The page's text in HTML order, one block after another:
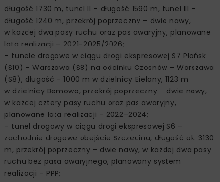
długość 1730 m, tunel II – długość 1590 m, tunel III –
długość 1240 m, przekrój poprzeczny – dwie nawy,
w każdej dwa pasy ruchu oraz pas awaryjny, planowane
lata realizacji – 2021–2025/2026;
– tunele drogowe w ciągu drogi ekspresowej S7 Płońsk
(S10) – Warszawa (S8) na odcinku Czosnów – Warszawa
(S8), długość – 1000 m w dzielnicy Bielany, 1123 m
w dzielnicy Bemowo, przekrój poprzeczny – dwie nawy,
w każdej cztery pasy ruchu oraz pas awaryjny,
planowane lata realizacji – 2022–2024;
– tunel drogowy w ciągu drogi ekspresowej S6 –
zachodnie drogowe obejście Szczecina, długość ok. 3130
m, przekrój poprzeczny – dwie nawy, w każdej dwa pasy
ruchu bez pasa awaryjnego, planowany system
realizacji – PPP;